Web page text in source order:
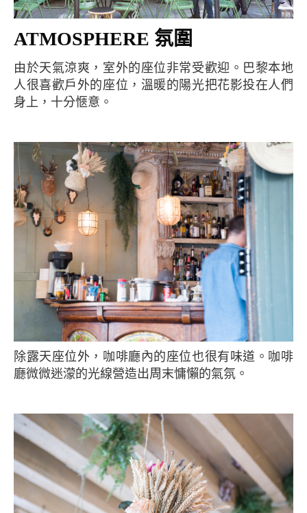
ATMOSPHERE 氛圍
由於天氣涼爽，室外的座位非常受歡迎。巴黎本地
人很喜歡戶外的座位，溫暖的陽光把花影投在人們
身上，十分愜意。
除露天座位外，咖啡廳內的座位也很有味道。咖啡
廳微微迷濛的光線營造出周末慵懶的氣氛。